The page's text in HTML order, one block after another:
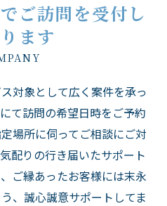
ご訪問を受付し
ます
対象として広く案件を承っ
て訪問の希望日時をご予約
場所に伺ってご相談にご対
配りの行き届いたサポート
ご縁あったお客様には末永
、誠心誠意サポートしてま